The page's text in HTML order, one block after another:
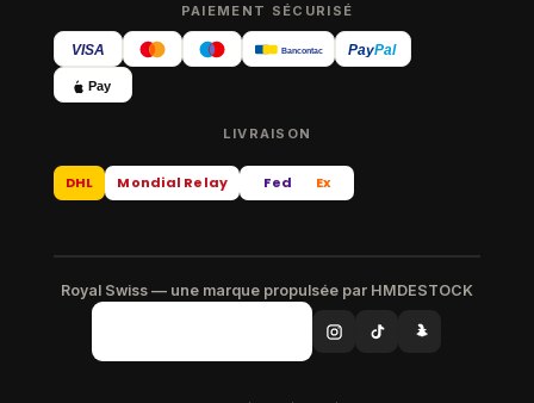
PAIEMENT SÉCURISÉ
VISA Bancontact PayPal
Pay
LIVRAISON
DHL Mondial Relay Fed Ex
Royal Swiss — une marque propulsée par HMDESTOCK